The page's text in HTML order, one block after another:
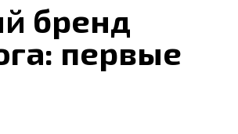
бренд
первые